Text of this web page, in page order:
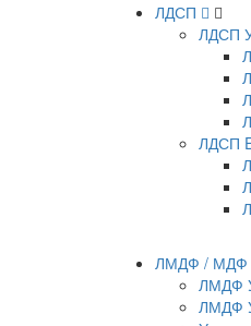
ЛДСП
ЛДСП
ЛДСП
ЛМДФ / МДФ
ЛМДФ
ЛМДФ